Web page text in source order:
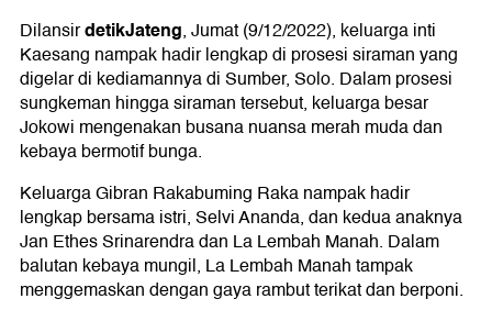
DilansirdetikJateng, Jumat (9/12/2022), keluarga inti
Kaesang nampak hadir lengkap di prosesi siraman yang
digelar di kediamannya di Sumber, Solo. Dalam prosesi
sungkeman hingga siraman tersebut, keluarga besar
Jokowi mengenakan busana nuansa merah muda dan
kebaya bermotif bunga.
Keluarga Gibran Rakabuming Raka nampak hadir
lengkap bersama istri, Selvi Ananda, dan kedua anaknya
Jan Ethes Srinarendra dan La Lembah Manah. Dalam
balutan kebaya mungil, La Lembah Manah tampak
menggemaskan dengan gaya rambut terikat dan berponi.